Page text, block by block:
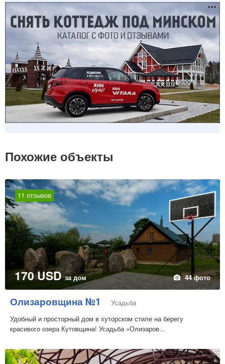
Похожие объекты
11 отзывов
170 USDза дом 44 фото
Олизаровщина №1
Усадьба
Удобный и просторный дом в хуторском стиле на берегу
красивого озера Кутовщина! Усадьба «Олизаров...